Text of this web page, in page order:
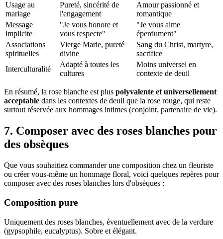
Usage au
mariage
Pureté, sincérité de
l'engagement
Amour passionné et
romantique
Message
implicite
"Je vous honore et
vous respecte"
"Je vous aime
éperdument"
Associations
spirituelles
Vierge Marie, pureté
divine
Sang du Christ, martyre,
sacrifice
Interculturalité
Adapté à toutes les
cultures
Moins universel en
contexte de deuil
En résumé, la rose blanche est plus polyvalente et universellement
acceptable dans les contextes de deuil que la rose rouge, qui reste
surtout réservée aux hommages intimes (conjoint, partenaire de vie).
7. Composer avec des roses blanches pour
des obsèques
Que vous souhaitiez commander une composition chez un fleuriste
ou créer vous-même un hommage floral, voici quelques repères pour
composer avec des roses blanches lors d'obsèques :
Composition pure
Uniquement des roses blanches, éventuellement avec de la verdure
(gypsophile, eucalyptus). Sobre et élégant.